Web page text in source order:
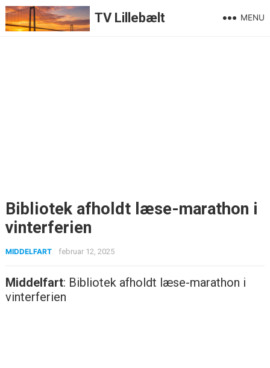
TV Lillebælt MENU
Bibliotek afholdt læse-marathon i
vinterferien
MIDDELFART februar 12, 2025
Middelfart: Bibliotek afholdt læse-marathon i
vinterferien